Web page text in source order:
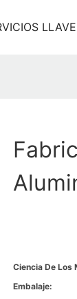
Ciencia De Los
Embalaje: